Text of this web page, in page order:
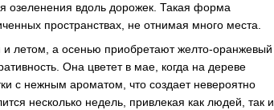
озеленения вдоль дорожек. Такая форма
пространствах, не отнимая много места.
летом, а осенью приобретают желто-оранжевый
Она цветет в мае, когда на дереве
с нежным ароматом, что создает невероятно
несколько недель, привлекая как людей, так и